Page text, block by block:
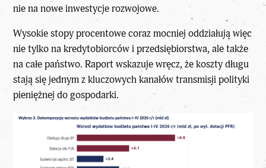
nie na nowe inwestycje rozwojowe.
Wysokie stopy procentowe coraz mocniej oddziałują więc
nie tylko na kredytobiorców i przedsiębiorstwa, ale także
na całe państwo. Raport wskazuje wręcz, że koszty długu
stają się jednym z kluczowych kanałów transmisji polityki
pieniężnej do gospodarki.